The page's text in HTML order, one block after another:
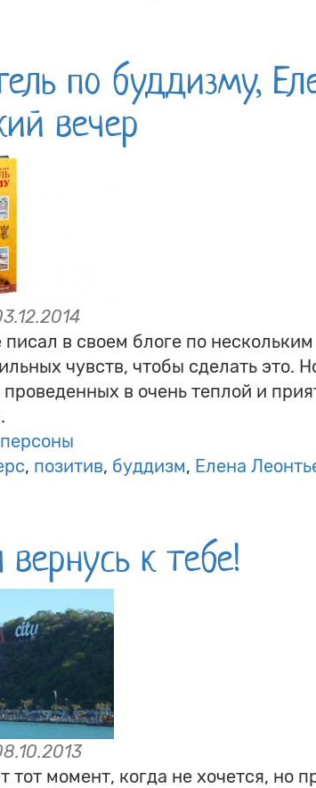
по буддизму,
вечер
писал в своем блоге по
чувств, чтобы сделать это.
проведенных в очень теплой и
персоны
позитив буддизм Елена
к тебе!
тот момент, когда не хочется, но